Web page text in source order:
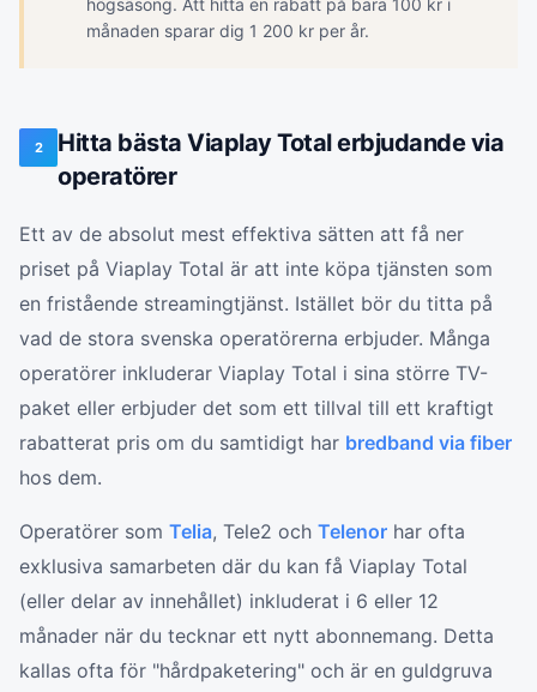
högsäsong. Att hitta en rabatt på bara 100 kr i
månaden sparar dig 1 200 kr per år.
2
Hitta bästa Viaplay Total erbjudande via
operatörer
Ett av de absolut mest effektiva sätten att få ner
priset på Viaplay Total är att inte köpa tjänsten som
en fristående streamingtjänst. Istället bör du titta på
vad de stora svenska operatörerna erbjuder. Många
operatörer inkluderar Viaplay Total i sina större TV-
paket eller erbjuder det som ett tillval till ett kraftigt
rabatterat pris om du samtidigt har bredband via fiber
hos dem.
Operatörer som Telia, Tele2 och Telenor har ofta
exklusiva samarbeten där du kan få Viaplay Total
(eller delar av innehållet) inkluderat i 6 eller 12
månader när du tecknar ett nytt abonnemang. Detta
kallas ofta för "hårdpaketering" och är en guldgruva